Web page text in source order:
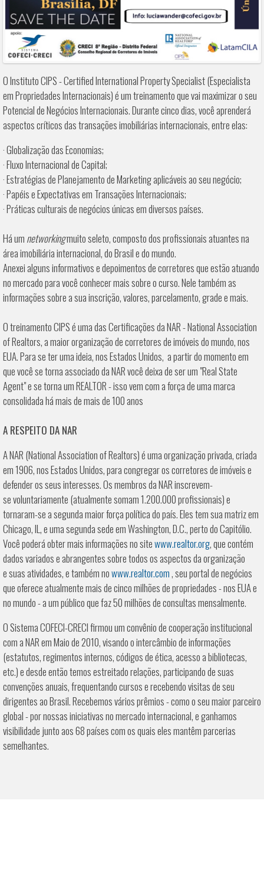
O Instituto CIPS - Certified International Property Specialist (Especialista
em Propriedades Internacionais) é um treinamento que vai maximizar o seu
Potencial de Negócios Internacionais. Durante cinco dias, você aprenderá
aspectos críticos das transações imobiliárias internacionais, entre elas:
· Globalização das Economias;
· Fluxo Internacional de Capital;
· Estratégias de Planejamento de Marketing aplicáveis ao seu negócio;
· Papéis e Expectativas em Transações Internacionais;
· Práticas culturais de negócios únicas em diversos países.
Há um networkingmuito seleto, composto dos profissionais atuantes na
área imobiliária internacional, do Brasil e do mundo.
Anexei alguns informativos e depoimentos de corretores que estão atuando
no mercado para você conhecer mais sobre o curso. Nele também as
informações sobre a sua inscrição, valores, parcelamento, grade e mais.
O treinamento CIPS é uma das Certificações da NAR - National Association
of Realtors, a maior organização de corretores de imóveis do mundo, nos
EUA. Para se ter uma ideia, nos Estados Unidos, a partir do momento em
que você se torna associado da NAR você deixa de ser um "Real State
Agent" e se torna um REALTOR - isso vem com a força de uma marca
consolidada há mais de mais de 100 anos
A RESPEITO DA NAR
A NAR (National Association of Realtors) é uma organização privada, criada
em 1906, nos Estados Unidos, para congregar os corretores de imóveis e
defender os seus interesses. Os membros da NAR inscrevem-
se voluntariamente (atualmente somam 1.200.000 profissionais) e
tornaram-se a segunda maior força política do país. Eles tem sua matriz em
Chicago, IL, e uma segunda sede em Washington, D.C., perto do Capitólio.
Você poderá obter mais informações no sitewww.realtor.org, que contém
dados variados e abrangentes sobre todos os aspectos da organização
e suas atividades, e também nowww.realtor.com, seu portal de negócios
que oferece atualmente mais de cinco milhões de propriedades - nos EUA e
no mundo - a um público que faz 50 milhões de consultas mensalmente.
O Sistema COFECI-CRECI firmou um convênio de cooperação institucional
com a NAR em Maio de 2010, visando o intercâmbio de informações
(estatutos, regimentos internos, códigos de ética, acesso a bibliotecas,
etc.) e desde então temos estreitado relações, participando de suas
convenções anuais, frequentando cursos e recebendo visitas de seu
dirigentes ao Brasil. Recebemos vários prêmios - como o seu maior parceiro
global - por nossas iniciativas no mercado internacional, e ganhamos
visibilidade junto aos 68 países com os quais eles mantêm parcerias
semelhantes.